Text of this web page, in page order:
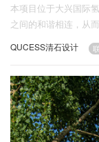
本项目位于大兴国际
之间的和谐相连，从
QUCESS清石设计